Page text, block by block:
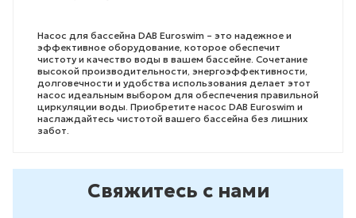
Насос для бассейна DAB Euroswim – это надежное и
эффективное оборудование, которое обеспечит
чистоту и качество воды в вашем бассейне. Сочетание
высокой производительности, энергоэффективности,
долговечности и удобства использования делает этот
насос идеальным выбором для обеспечения правильной
циркуляции воды. Приобретите насос DAB Euroswim и
наслаждайтесь чистотой вашего бассейна без лишних
забот.
Свяжитесь с нами